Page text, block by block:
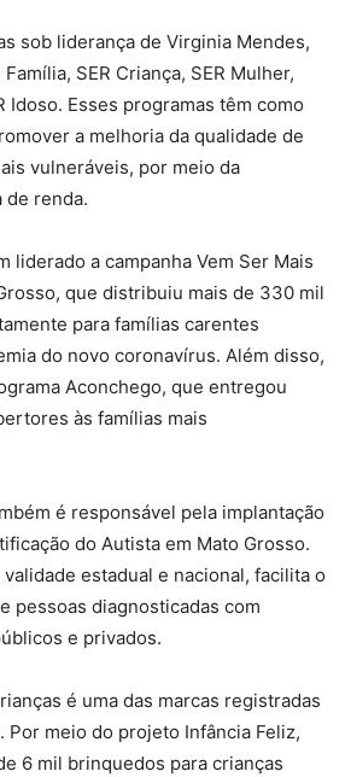
sob liderança de Virginia Mendes,
SER Criança, SER Mulher,
Idoso. Esses programas têm como
a melhoria da qualidade de
vulneráveis, por meio da
renda.
liderado a campanha Vem Ser Mais
que distribuiu mais de 330 mil
para famílias carentes
do novo coronavírus. Além disso,
Aconchego, que entregou
às famílias mais
é responsável pela implantação
do Autista em Mato Grosso.
estadual e nacional, facilita o
pessoas diagnosticadas com
e privados.
é uma das marcas registradas
Por meio do projeto Infância Feliz,
6 mil brinquedos para crianças